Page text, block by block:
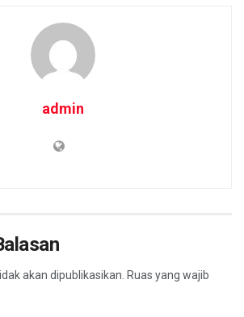
admin
akan dipublikasikan. Ruas yang wajib